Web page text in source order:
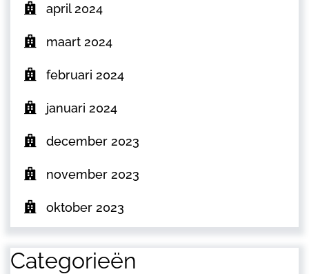
april 2024
maart 2024
februari 2024
januari 2024
december 2023
november 2023
oktober 2023
Categorieën